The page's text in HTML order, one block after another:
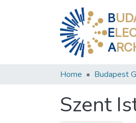
B
E
A
Home Budapest
Szent